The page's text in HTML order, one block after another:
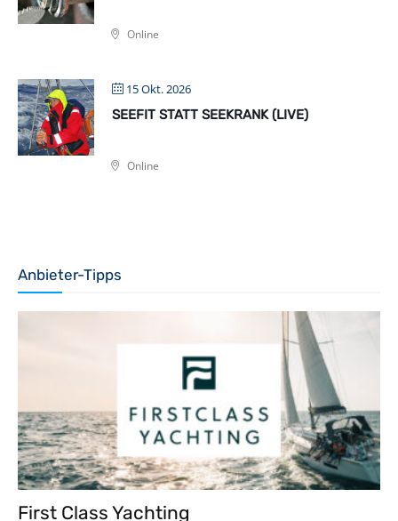
Online
15 Okt. 2026
SEEFIT STATT SEEKRANK (LIVE)
Online
Anbieter-Tipps
First Class Yachting